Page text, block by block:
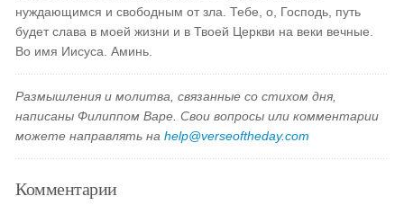
нуждающимся и свободным от зла. Тебе, о, Господь, путь
будет слава в моей жизни и в Твоей Церкви на веки вечные.
Во имя Иисуса. Аминь.
Размышления и молитва, связанные со стихом дня,
написаны Филиппом Варе. Свои вопросы или комментарии
можете направлять наhelp@verseoftheday.com
Комментарии